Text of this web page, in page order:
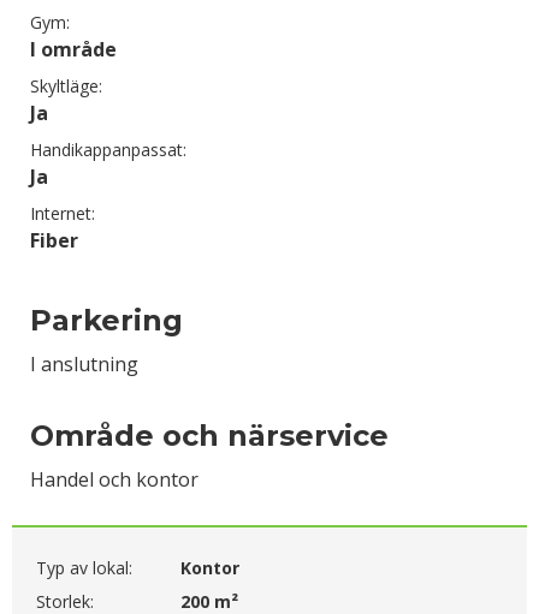
Gym:
I område
Skyltläge:
Ja
Handikappanpassat:
Ja
Internet:
Fiber
Parkering
I anslutning
Område och närservice
Handel och kontor
Typ av lokal:
Kontor
Storlek:
200 m²